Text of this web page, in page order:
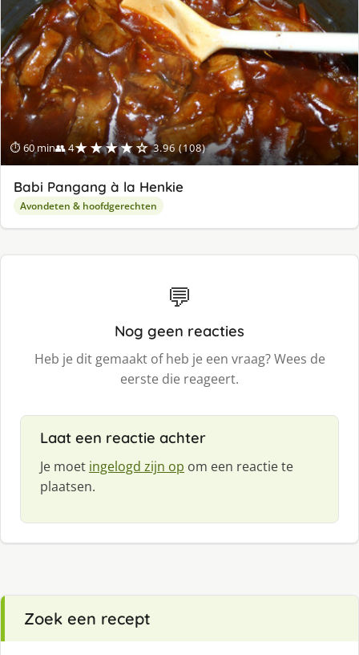
⏱ 60 min👥 4★★★★☆ 3.96 (108)
Babi Pangang à la Henkie
Avondeten & hoofdgerechten
💬
Nog geen reacties
Heb je dit gemaakt of heb je een vraag? Wees de
eerste die reageert.
Laat een reactie achter
Je moet ingelogd zijn op om een reactie te
plaatsen.
Zoek een recept